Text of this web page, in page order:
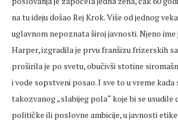
na tu ideju došao Rej Krok. Više od jednog
uglavnom nepoznata široj javnosti. Njeno
Harper, izgradila je prvu franšizu frizerskih
proširila je po svetu, obučivši stotine
i vode sopstveni posao. I sve to u vreme kada
takozvanog „slabijeg pola“ koje bi se usudile
političke ili poslovne ambicije, u javnosti